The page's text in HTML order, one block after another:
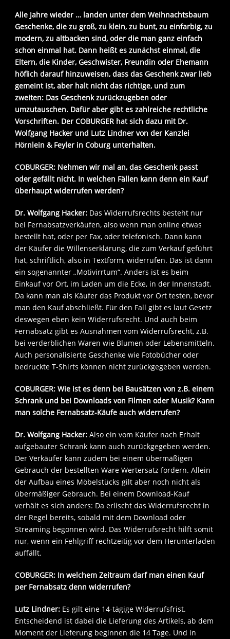
Alle Jahre wieder … landen unter dem Weihnachtsbaum
Geschenke, die zu groß, zu klein, zu bunt, zu einfarbig, zu
modern, zu altbacken sind, oder die man ganz einfach
schon einmal hat. Dann heißt es zunächst einmal, die
Eltern, die Kinder, Geschwister, Freundin oder Ehemann
höflich darauf hinzuweisen, dass das Geschenk zwar lieb
gemeint ist, aber halt nicht das richtige, und zum
zweiten: Das Geschenk zurückzugeben oder
umzutauschen. Dafür aber gibt es zahlreiche rechtliche
Vorschriften. Der COBURGER hat sich dazu mit Dr.
Wolfgang Hacker und Lutz Lindner von der Kanzlei
Hörnlein & Feyler in Coburg unterhalten.
COBURGER: Nehmen wir mal an, das Geschenk passt
oder gefällt nicht. In welchen Fällen kann denn ein Kauf
überhaupt widerrufen werden?
Dr. Wolfgang Hacker: Das Widerrufsrechts besteht nur
bei Fernabsatzverkäufen, also wenn man online etwas
bestellt hat, oder per Fax, oder telefonisch. Dann kann
der Käufer die Willenserklärung, die zum Verkauf geführt
hat, schriftlich, also in Textform, widerrufen. Das ist dann
ein sogenannter „Motivirrtum“. Anders ist es beim
Einkauf vor Ort, im Laden um die Ecke, in der Innenstadt.
Da kann man als Käufer das Produkt vor Ort testen, bevor
man den Kauf abschließt. Für den Fall gibt es laut Gesetz
deswegen eben kein Widerrufsrecht. Und auch beim
Fernabsatz gibt es Ausnahmen vom Widerrufsrecht, z.B.
bei verderblichen Waren wie Blumen oder Lebensmitteln.
Auch personalisierte Geschenke wie Fotobücher oder
bedruckte T-Shirts können nicht zurückgegeben werden.
COBURGER: Wie ist es denn bei Bausätzen von z.B. einem
Schrank und bei Downloads von Filmen oder Musik? Kann
man solche Fernabsatz-Käufe auch widerrufen?
Dr. Wolfgang Hacker: Also ein vom Käufer nach Erhalt
aufgebauter Schrank kann auch zurückgegeben werden.
Der Verkäufer kann zudem bei einem übermäßigen
Gebrauch der bestellten Ware Wertersatz fordern. Allein
der Aufbau eines Möbelstücks gilt aber noch nicht als
übermäßiger Gebrauch. Bei einem Download-Kauf
verhält es sich anders: Da erlischt das Widerrufsrecht in
der Regel bereits, sobald mit dem Download oder
Streaming begonnen wird. Das Widerrufsrecht hilft somit
nur, wenn ein Fehlgriff rechtzeitig vor dem Herunterladen
auffällt.
COBURGER: In welchem Zeitraum darf man einen Kauf
per Fernabsatz denn widerrufen?
Lutz Lindner: Es gilt eine 14-tägige Widerrufsfrist.
Entscheidend ist dabei die Lieferung des Artikels, ab dem
Moment der Lieferung beginnen die 14 Tage. Und in